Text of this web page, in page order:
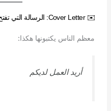
✉️ Cover Letter: الرسالة التي تفتح الباب
معظم الناس يكتبونها هكذا:
أريد العمل لديكم